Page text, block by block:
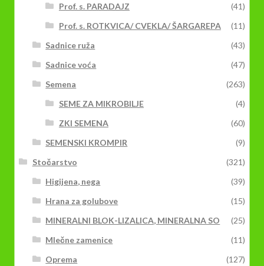
Prof. s. PARADAJZ
(41)
Prof. s. ROTKVICA/ CVEKLA/ ŠARGAREPA
(11)
Sadnice ruža
(43)
Sadnice voća
(47)
Semena
(263)
SEME ZA MIKROBILJE
(4)
ZKI SEMENA
(60)
SEMENSKI KROMPIR
(9)
Stočarstvo
(321)
Higijena, nega
(39)
Hrana za golubove
(15)
MINERALNI BLOK-LIZALICA, MINERALNA SO
(25)
Mlečne zamenice
(11)
Oprema
(127)